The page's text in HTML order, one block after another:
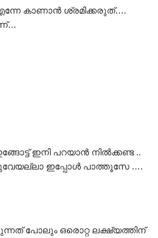
കാണാൻ ശ്രമിക്കരുത്….
ഇനി പറയാൻ നിൽക്കണ്ട ..
ഇപ്പോൾ പാത്തൂസേ ….
പോലും ഒരൊറ്റ ലക്ഷ്യത്തിന്